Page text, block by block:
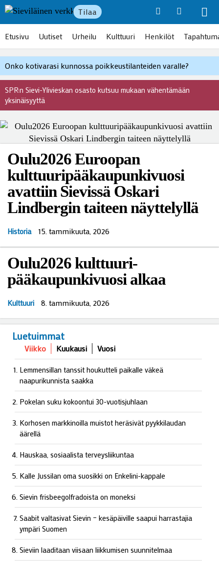
Tilaa
Etusivu Uutiset Urheilu Kulttuuri Henkilöt
Onko kotivarasi kunnossa poikkeustilanteiden varalle?
SPR:n Sievi-Ylivieskan osasto kutsuu mukaan vähentämään
yksinäisyyttä
Oulu2026 Euroopan
kulttuuripääkaupunkivuosi
avattiin Sievissä Oskari
Lindbergin taiteen näyttelyllä
Historia 15. tammikuuta, 2026
Oulu2026 kulttuuri-
pääkaupunkivuosi alkaa
Kulttuuri 8. tammikuuta, 2026
Luetuimmat
Viikko Kuukausi Vuosi
Lemmensillan tanssit houkutteli paikalle väkeä
naapurikunnista saakka
Pokelan suku kokoontui 30-vuotisjuhlaan
Korhosen markkinoilla muistot heräsivät pyykkilaudan
äärellä
Hauskaa, sosiaalista terveysliikuntaa
Kalle Jussilan oma suosikki on Enkelini-kappale
Sievin frisbeegolfradoista on moneksi
Saabit valtasivat Sievin – kesäpäiville saapui harrastajia
ympäri Suomen
Sieviin laaditaan viisaan liikkumisen suunnitelmaa